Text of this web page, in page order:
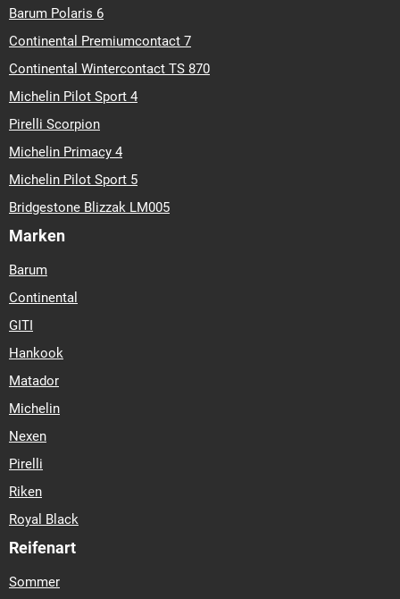
Barum Polaris 6
Continental Premiumcontact 7
Continental Wintercontact TS 870
Michelin Pilot Sport 4
Pirelli Scorpion
Michelin Primacy 4
Michelin Pilot Sport 5
Bridgestone Blizzak LM005
Marken
Barum
Continental
GITI
Hankook
Matador
Michelin
Nexen
Pirelli
Riken
Royal Black
Reifenart
Sommer